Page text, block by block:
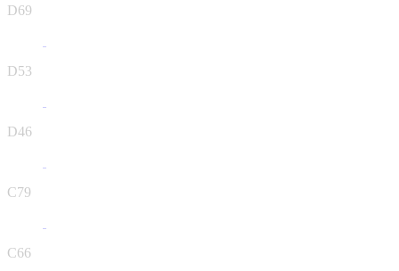
D69
D53
D46
C79
C66